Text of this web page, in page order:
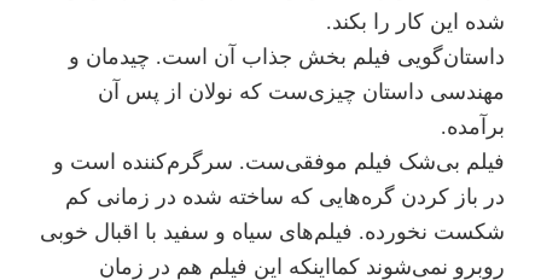
شده این کار را بکند.
داستان‌گویی فیلم بخش جذاب آن است. چیدمان و
مهندسی داستان چیزی‌ست که نولان از پس آن
برآمده.
فیلم بی‌شک فیلم موفقی‌ست. سرگرم‌کننده است و
در باز کردن گره‌هایی که ساخته شده در زمانی کم
شکست نخورده. فیلم‌های سیاه و سفید با اقبال خوبی
روبرو نمی‌شوند کمااینکه این فیلم هم در زمان